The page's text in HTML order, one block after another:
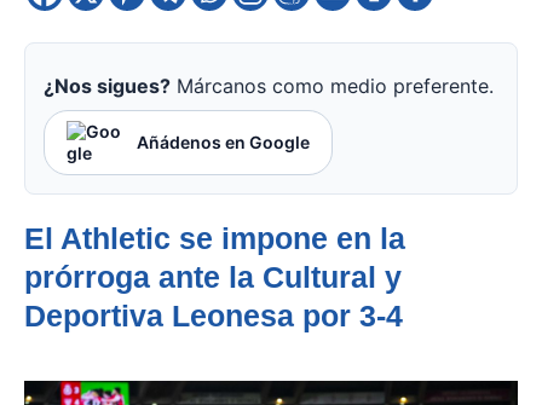
¿Nos sigues? Márcanos como medio preferente.
Añádenos en Google
El Athletic se impone en la
prórroga ante la Cultural y
Deportiva Leonesa por 3-4